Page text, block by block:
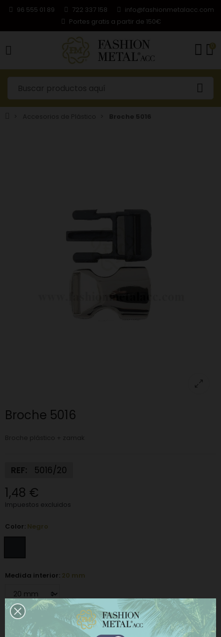
96 555 01 89 722 337 158
info@fashionmetalacc.com
Portes gratis a partir de 150€
0
Broche 5016
REF: 5016/20
1,48 €
Impuestos excluidos
Color: Negro
Medida interior: 20 mm
AÑADIR AL CARRITO